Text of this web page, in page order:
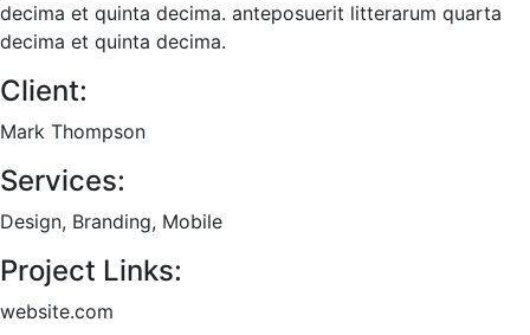
decima et quinta decima. anteposuerit litterarum quarta
decima et quinta decima.
Client:
Mark Thompson
Services:
Design, Branding, Mobile
Project Links:
website.com